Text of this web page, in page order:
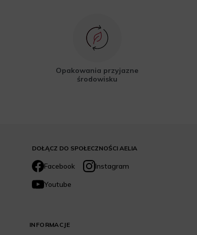
Opakowania przyjazne
środowisku
DOŁĄCZ DO SPOŁECZNOŚCI AELIA
Facebook
Instagram
Youtube
INFORMACJE